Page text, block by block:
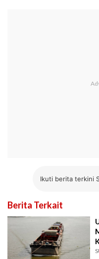
Ikuti berita terkini
Berita Terkait